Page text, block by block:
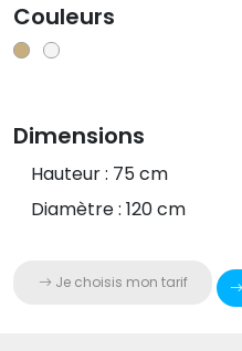
Couleurs
Dimensions
Hauteur : 75 cm
Diamètre : 120 cm
Je choisis mon tarif